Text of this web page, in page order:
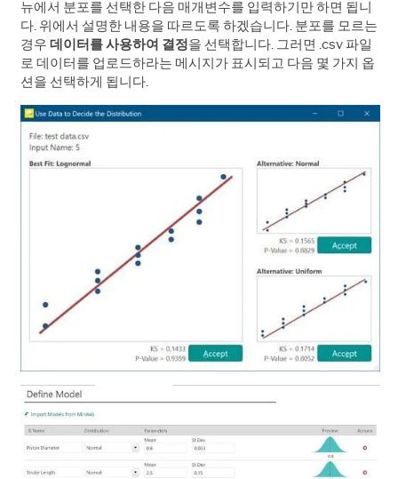
뉴에서 분포를 선택한 다음 매개변수를 입력하기만 하면 됩니
다. 위에서 설명한 내용을 따르도록 하겠습니다. 분포를 모르는
경우 데이터를 사용하여 결정을 선택합니다. 그러면 .csv 파일
로 데이터를 업로드하라는 메시지가 표시되고 다음 몇 가지 옵
션을 선택하게 됩니다.